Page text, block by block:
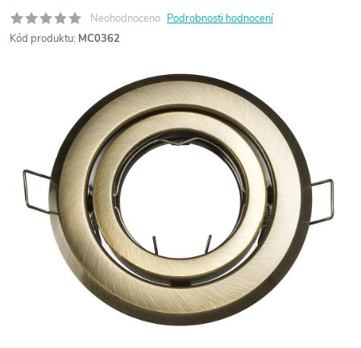
Neohodnoceno Podrobnosti hodnocení
Kód produktu: MC0362